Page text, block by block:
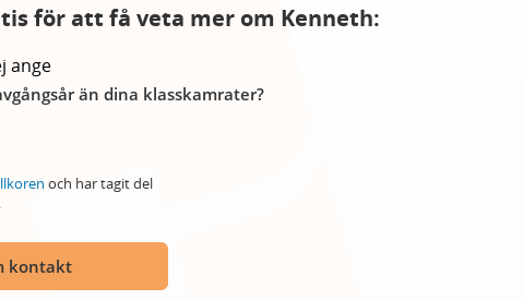
för att få veta mer om Kenneth:
ange
än dina klasskamrater?
och har tagit del
.
kontakt